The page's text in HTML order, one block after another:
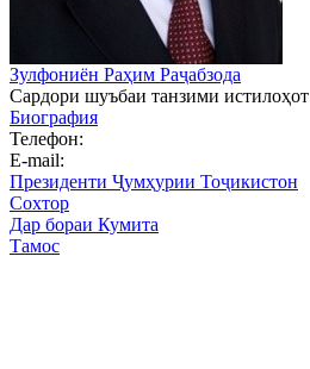
Зулфониён Раҳим Раҷабзода
Сардори шуъбаи танзими истилоҳот
Биография
Телефон:
E-mail:
Президенти Ҷумҳурии Тоҷикистон
Сохтор
Дар бораи Кумита
Тамос